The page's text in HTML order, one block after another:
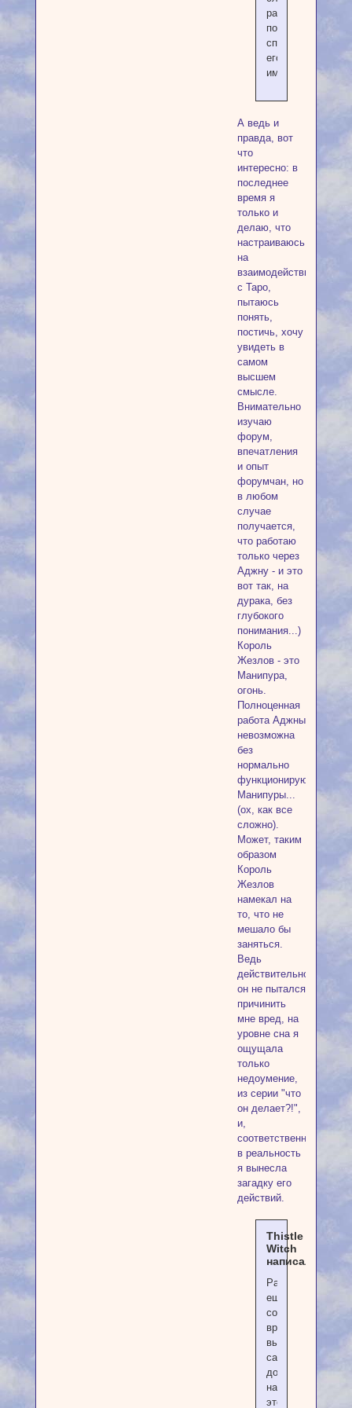
раз
попробуйте
спросить
его
имя.
А ведь и
правда, вот
что
интересно: в
последнее
время я
только и
делаю, что
настраиваюсь
на
взаимодействие
с Таро,
пытаюсь
понять,
постичь, хочу
увидеть в
самом
высшем
смысле.
Внимательно
изучаю
форум,
впечатления
и опыт
форумчан, но
в любом
случае
получается,
что работаю
только через
Аджну - и это
вот так, на
дурака, без
глубокого
понимания...)
Король
Жезлов - это
Манипура,
огонь.
Полноценная
работа Аджны
невозможна
без
нормально
функционирующей
Манипуры...
(ох, как все
сложно).
Может, таким
образом
Король
Жезлов
намекал на
то, что не
мешало бы
заняться.
Ведь
действительно,
он не пытался
причинить
мне вред, на
уровне сна я
ощущала
только
недоумение,
из серии "что
он делает?!",
и,
соответственно,
в реальность
я вынесла
загадку его
действий.
Thistle
Witch
написал(а):
Рано
еще,
со
временем
вы
сами
должны
научиться
этому.